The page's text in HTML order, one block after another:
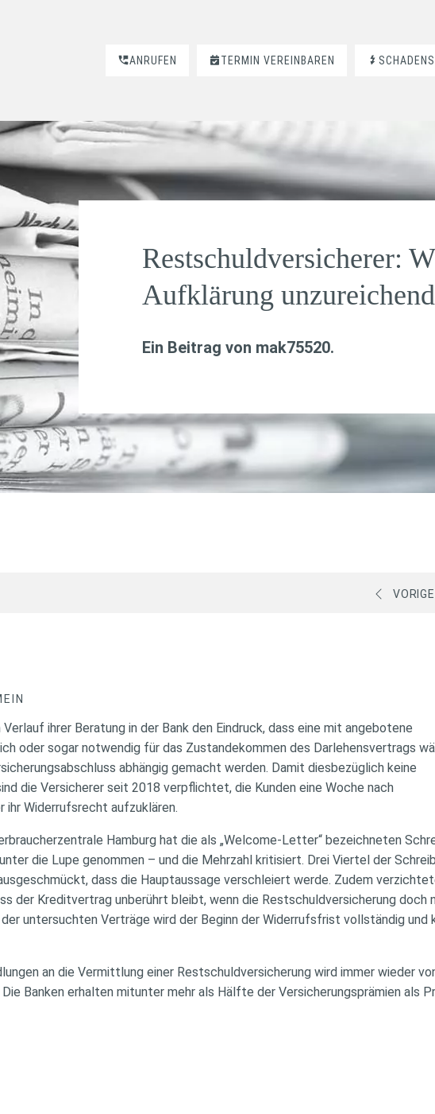
ANRUFEN TERMIN VEREINBAREN
Restschuldversicherer:
Aufklärung
Ein Beitrag von mak75520.
ihrer Beratung in der Bank den Eindruck, dass eine mit angebotene
oder sogar notwendig für das Zustandekommen des Darlehensvertrags
abhängig gemacht werden. Damit diesbezüglich keine
die Versicherer seit 2018 verpflichtet, die Kunden eine Woche nach
Widerrufsrecht aufzuklären.
Hamburg hat die als „Welcome-Letter“ bezeichneten
die Lupe genommen – und die Mehrzahl kritisiert. Drei Viertel der
dass die Hauptaussage verschleiert werde. Zudem
der Kreditvertrag unberührt bleibt, wenn die Restschuldversicherung doch
untersuchten Verträge wird der Beginn der Widerrufsfrist vollständig und
an die Vermittlung einer Restschuldversicherung wird immer wieder
Banken erhalten mitunter mehr als Hälfte der Versicherungsprämien als